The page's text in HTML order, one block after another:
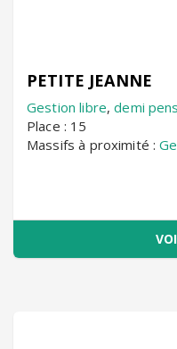
PETITE JEANNE
Gestion libre,demi
Place : 15
Massifs à proximité :